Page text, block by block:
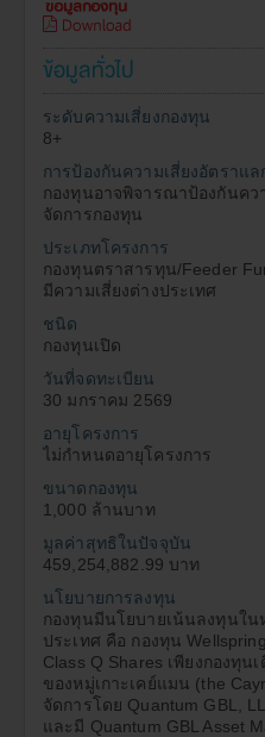
7.1
เข้าใจในความเสี่
โดยคำนึงถึงประส
การ ลงทุน และฐาน
8. ผู้ลงทุนควรศึกษาข้อมูลใ
สงสัยให้สอบถามผู้แนะน
ลงทุน
สามารถขอหนังสือชี้ชวน
หน่วยลงทุน
ตัดสินใจลงทุน เช่น การ
ได้ที่สำนักงานคณะกรรม
ข่ายอินเตอร์เนตของสำนั
ก.ล.ต.(http://
11. เฉพาะกองทุนรวมเพื่อกา
ยาว
11.1 ผู้ลงทุนไม่สามารถ
จำหน่าย โอน จำ
กองทุนรวมเพื่อการ
ยาว)
11.2 ผู้ถือหน่วยลงทุนจะ
หากไม่ปฏิบัติตามเ
ข้อมูลทั่วไป
ระดับความเสี่ยงกองทุน
8+
การป้องกันความเสี่ยงอัตราแล
กองทุนอาจพิจารณาป้องกันคว
จัดการกองทุน
ประเภทโครงการ
กองทุนตราสารทุน/Feeder
มีความเสี่ยงต่างประเทศ
ชนิด
กองทุนเปิด
วันที่จดทะเบียน
30 มกราคม 2569
อายุโครงการ
ไม่กำหนดอายุโครงการ
ขนาดกองทุน
1,000 ล้านบาท
มูลค่าสุทธิในปัจจุบัน
459,254,882.99 บาท
นโยบายการลงทุน
กองทุนมีนโยบายเน้นลงทุนใ
ประเทศ คือ กองทุน
Class Q Shares เพียงกองทุน
ของหมู่เกาะเคย์แมน (the
จัดการโดย Quantum GBL,
และมี Quantum GBL Asset